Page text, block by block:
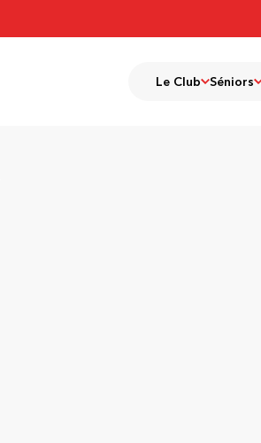
Le Club Séniors